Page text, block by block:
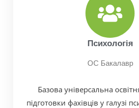
Психологія
ОС Бакалавр
Базова універсальна
підготовки фахівців у галузі